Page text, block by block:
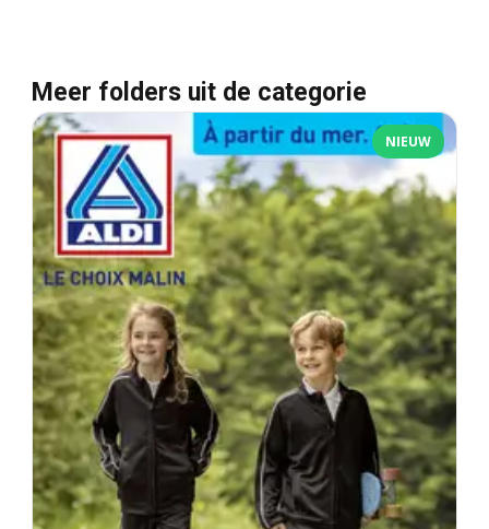
Meer folders uit de categorie
NIEUW